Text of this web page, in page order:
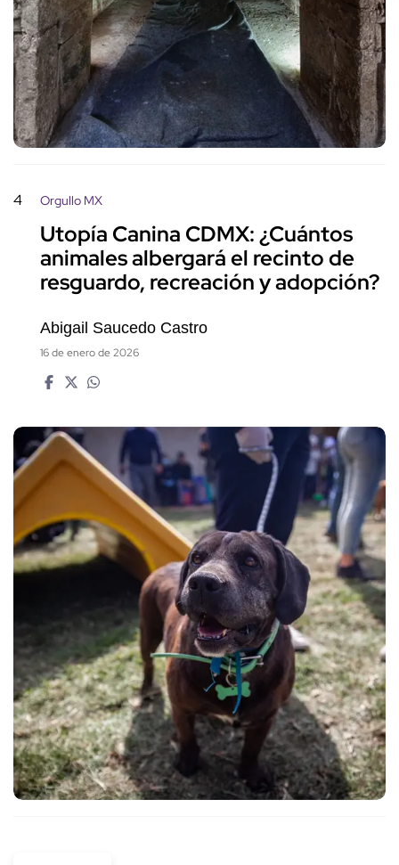
4 Orgullo MX
Utopía Canina CDMX: ¿Cuántos
animales albergará el recinto de
resguardo, recreación y adopción?
Abigail Saucedo Castro
16 de enero de 2026